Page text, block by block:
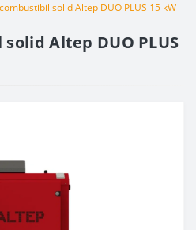
solid Altep DUO PLUS 15 kW
Altep DUO PLUS